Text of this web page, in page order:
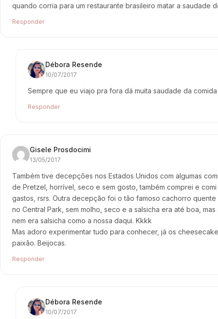
quando corria para um restaurante brasileiro matar a saudade
Responder
Débora Resende
10/07/2017
Sempre que eu viajo pra fora dá muita saudade da
Responder
Gisele Prosdocimi
13/05/2017
Também tive decepções nos Estados Unidos com algumas
de Pretzel, horrível, seco e sem gosto, também comprei e
gastos, rsrs. Outra decepção foi o tão famoso cachorro
no Central Park, sem molho, seco e a salsicha era até boa,
nem era salsicha como a nossa daqui. Kkkk
Mas adoro experimentar tudo para conhecer, já os
paixão. Beijocas.
Responder
Débora Resende
10/07/2017